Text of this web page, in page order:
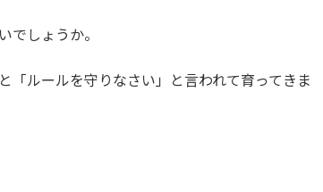
でしょうか。
「ルールを守りなさい」と言われて育ってきま